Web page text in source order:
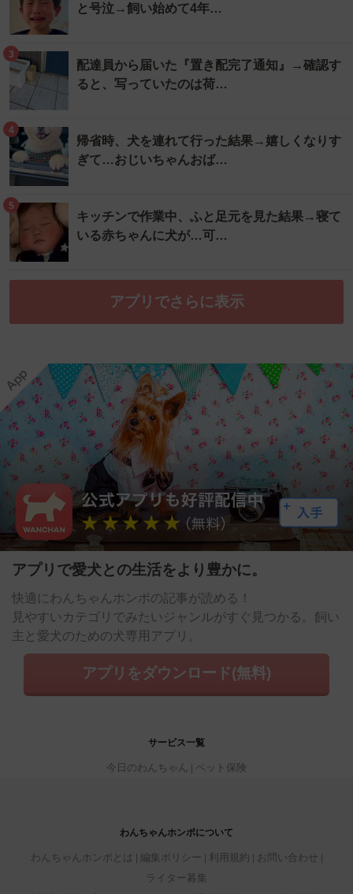
と号泣→飼い始めて4年…
3
配達員から届いた『置き配完了通知』→確認す
ると、写っていたのは荷…
4
帰省時、犬を連れて行った結果→嬉しくなりす
ぎて…おじいちゃんおば…
5
キッチンで作業中、ふと足元を見た結果→寝て
いる赤ちゃんに犬が…可…
アプリでさらに表示
アプリで愛犬との生活をより豊かに。
快適にわんちゃんホンポの記事が読める！
見やすいカテゴリでみたいジャンルがすぐ見つかる。飼い
主と愛犬のための犬専用アプリ。
アプリをダウンロード(無料)
サービス一覧
今日のわんちゃん ペット保険
わんちゃんホンポについて
わんちゃんホンポとは 編集ポリシー 利用規約
お問い合わせ
ライター募集